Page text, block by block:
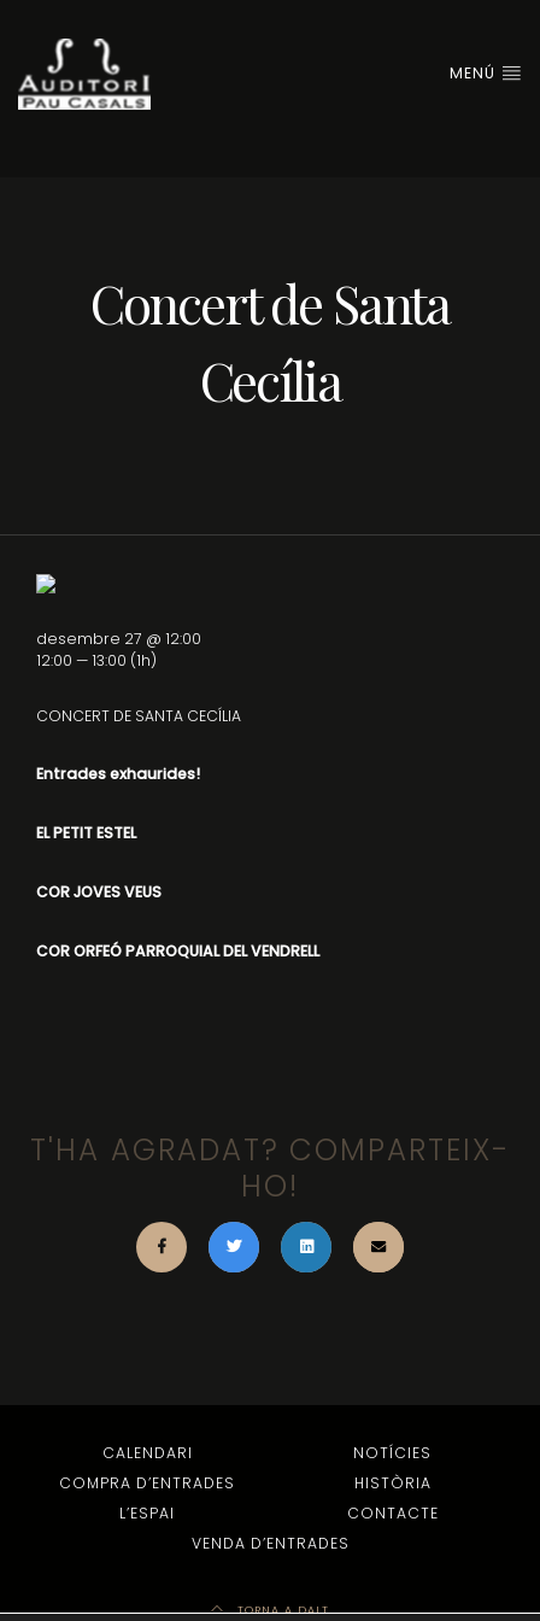
MENÚ
Concert de Santa
Cecília
CONCERT DE SANTA CECÍLIA
Entrades exhaurides!
EL PETIT ESTEL
COR JOVES VEUS
COR ORFEÓ PARROQUIAL DEL VENDRELL
desembre 27 @ 12:00
12:00 — 13:00 (1h)
T'HA AGRADAT? COMPARTEIX-
HO!
CALENDARI
NOTÍCIES
COMPRA D’ENTRADES
HISTÒRIA
L’ESPAI
CONTACTE
VENDA D’ENTRADES
TORNA A DALT